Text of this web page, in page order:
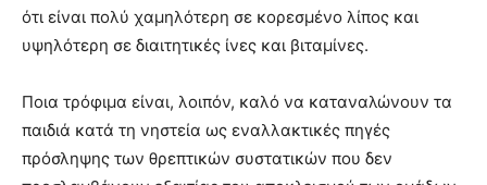
ότι είναι πολύ χαμηλότερη σε κορεσμένο λίπος και
υψηλότερη σε διαιτητικές ίνες και βιταμίνες.
Ποια τρόφιμα είναι, λοιπόν, καλό να καταναλώνουν τα
παιδιά κατά τη νηστεία ως εναλλακτικές πηγές
πρόσληψης των θρεπτικών συστατικών που δεν